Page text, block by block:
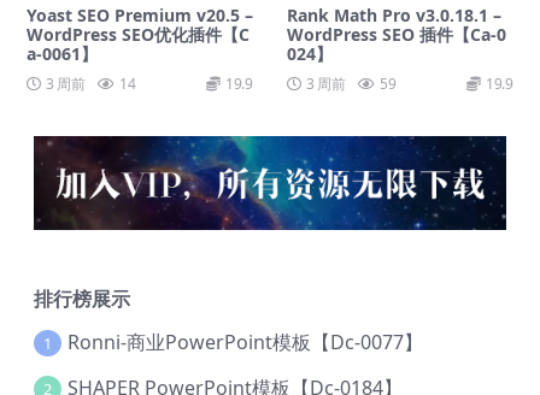
Yoast SEO Premium v​​20.5 –
WordPress SEO优化插件【C
a-0061】
3 周前 14 19.9
Rank Math Pro v3.0.18.1 –
WordPress SEO 插件【Ca-0
024】
3 周前 59 19.9
排行榜展示
1 Ronni-商业PowerPoint模板【Dc-0077】
2 SHAPER PowerPoint模板【Dc-0184】